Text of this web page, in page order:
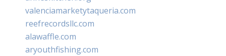
valenciamarketytaqueria.com
reefrecordsllc.com
alawaffle.com
aryouthfishing.com